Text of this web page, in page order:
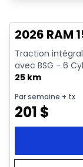
2026 RAM
Traction
avec BSG - 6
25 km
Par semaine + tx
201 $